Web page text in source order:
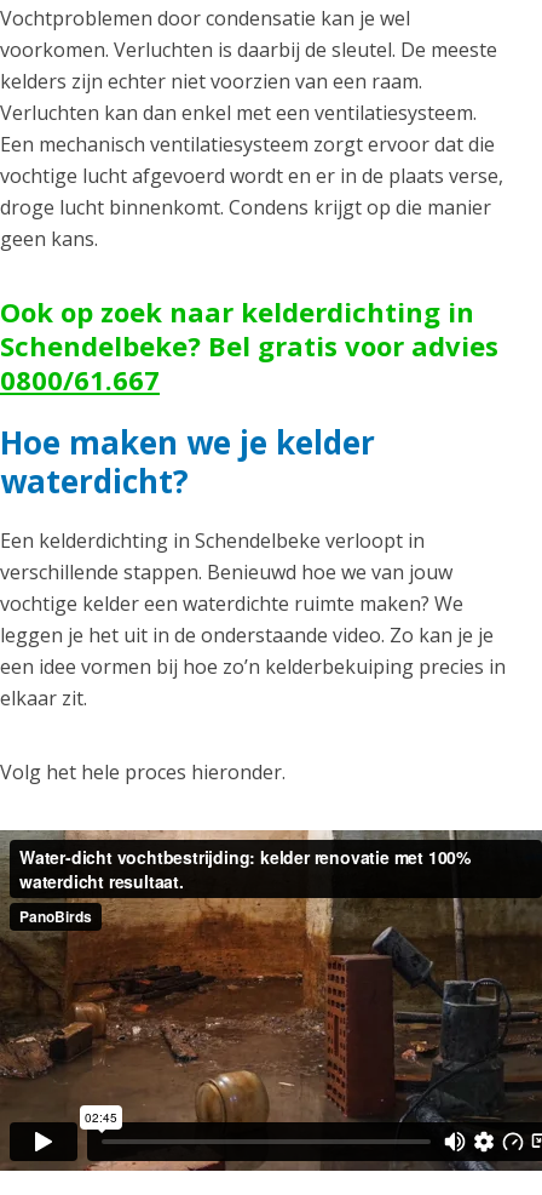
Vochtproblemen door condensatie kan je wel
voorkomen. Verluchten is daarbij de sleutel. De meeste
kelders zijn echter niet voorzien van een raam.
Verluchten kan dan enkel met een ventilatiesysteem.
Een mechanisch ventilatiesysteem zorgt ervoor dat die
vochtige lucht afgevoerd wordt en er in de plaats verse,
droge lucht binnenkomt. Condens krijgt op die manier
geen kans.
Ook op zoek naar kelderdichting in
Schendelbeke? Bel gratis voor advies
0800/61.667
Hoe maken we je kelder
waterdicht?
Een kelderdichting in Schendelbeke verloopt in
verschillende stappen. Benieuwd hoe we van jouw
vochtige kelder een waterdichte ruimte maken? We
leggen je het uit in de onderstaande video. Zo kan je je
een idee vormen bij hoe zo’n kelderbekuiping precies in
elkaar zit.
Volg het hele proces hieronder.